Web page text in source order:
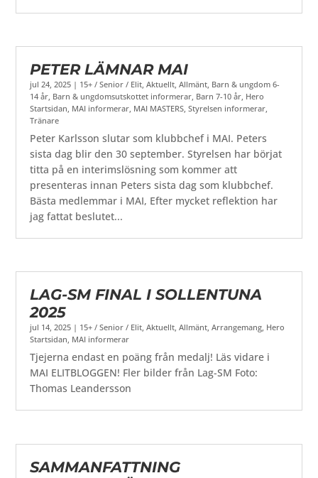
PETER LÄMNAR MAI
jul 24, 2025 | 15+ / Senior / Elit ,Aktuellt ,Allmänt Barn & ungdom 6-
14 år Barn & ungdomsutskottet informerar Barn 7-10 år Hero
Startsidan MAI informerar MAI MASTERS ,Styrelsen informerar
Tränare
Peter Karlsson slutar som klubbchef i MAI. Peters
sista dag blir den 30 september. Styrelsen har börjat
titta på en interimslösning som kommer att
presenteras innan Peters sista dag som klubbchef.
Bästa medlemmar i MAI, Efter mycket reflektion har
jag fattat beslutet...
LAG-SM FINAL I SOLLENTUNA
2025
jul 14, 2025 | 15+ / Senior / Elit,Aktuellt,Allmänt,Arrangemang, Hero
Startsidan, MAI informerar
Tjejerna endast en poäng från medalj! Läs vidare i
MAI ELITBLOGGEN! Fler bilder från Lag-SM Foto:
Thomas Leandersson
SAMMANFATTNING